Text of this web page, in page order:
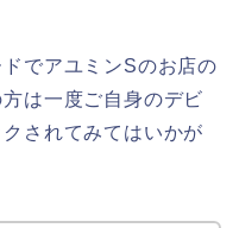
でアユミンSのお店の
は一度ご自身のデビ
されてみてはいかが